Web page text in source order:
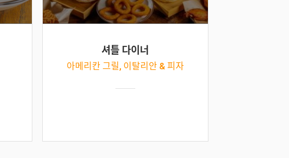
셔틀 다이너
아메리칸 그릴, 이탈리안 & 피자